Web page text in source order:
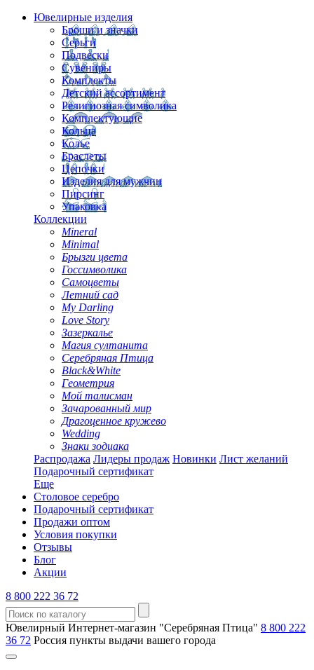
Ювелирные изделия
Броши и значки
Серьги
Подвески
Сувениры
Комплекты
Детский ассортимент
Религиозная символика
Комплектующие
Кольца
Колье
Браслеты
Цепочки
Изделия для мужчин
Пирсинг
Упаковка
Коллекции
Mineral
Minimal
Брызги цвета
Госсимволика
Самоцветы
Летний сад
My Darling
Love Story
Зазеркалье
Магия султанита
Серебряная Птица
Black&White
Геометрия
Мой талисман
Зачарованный мир
Драгоценное кружево
Wedding
Знаки зодиака
Распродажа Лидеры продаж Новинки Лист желаний
Подарочный сертификат
Еще
Столовое серебро
Подарочный сертификат
Продажи оптом
Условия покупки
Отзывы
Блог
Акции
8 800 222 36 72
Ювелирный Интернет-магазин "Серебряная Птица" 8 800 222
36 72 Россия пункты выдачи вашего города